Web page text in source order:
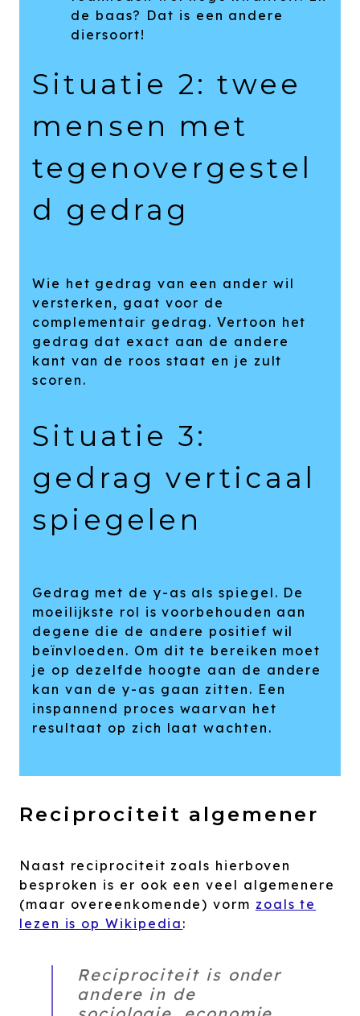
de baas? Dat is een andere
diersoort!
Situatie 2: twee
mensen met
tegenovergestel
d gedrag
Wie het gedrag van een ander wil
versterken, gaat voor de
complementair gedrag. Vertoon het
gedrag dat exact aan de andere
kant van de roos staat en je zult
scoren.
Situatie 3:
gedrag verticaal
spiegelen
Gedrag met de y-as als spiegel. De
moeilijkste rol is voorbehouden aan
degene die de andere positief wil
beïnvloeden. Om dit te bereiken moet
je op dezelfde hoogte aan de andere
kan van de y-as gaan zitten. Een
inspannend proces waarvan het
resultaat op zich laat wachten.
Reciprociteit algemener
Naast reciprociteit zoals hierboven
besproken is er ook een veel algemenere
(maar overeenkomende) vorm zoals te
lezen is op Wikipedia :
Reciprociteit is onder
andere in de